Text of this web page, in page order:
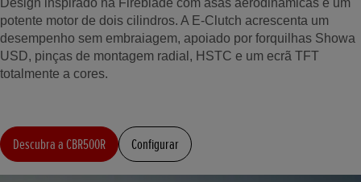
potente motor de dois cilindros. A E-Clutch acrescenta um
desempenho sem embraiagem, apoiado por forquilhas Showa
USD, pinças de montagem radial, HSTC e um ecrã TFT
totalmente a cores.
Descubra a CBR500R Configurar